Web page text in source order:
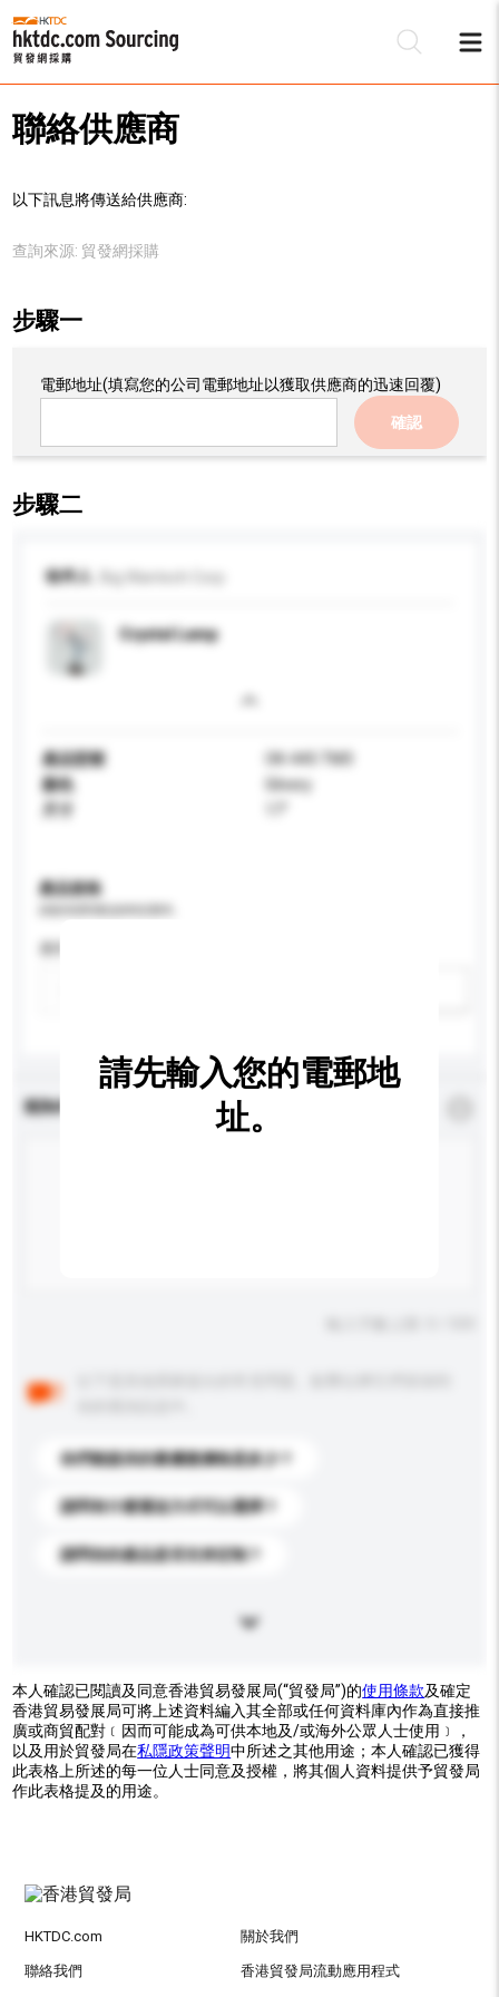
聯絡供應商
以下訊息將傳送給供應商:
查詢來源: 貿發網採購
步驟一
電郵地址(填寫您的公司電郵地址以獲取供應商的迅速回覆)
確認
步驟二
收件人
Crystal Lamp
產品型號
OK-445 TM3
顏色
Silvery
產品規格
查詢內容
你們能提供的最優惠價格是多少？
請問有什麼運送方式可以選擇？
請問你的產品是否支持定制？
請先輸入您的電郵地
址。
本人確認已閱讀及同意香港貿易發展局(“貿發局”)的使用條款及確定
香港貿易發展局可將上述資料編入其全部或任何資料庫內作為直接推
廣或商貿配對﹝因而可能成為可供本地及/或海外公眾人士使用﹞，
以及用於貿發局在私隱政策聲明中所述之其他用途；本人確認已獲得
此表格上所述的每一位人士同意及授權，將其個人資料提供予貿發局
作此表格提及的用途。
HKTDC.com 關於我們
聯絡我們 香港貿發局流動應用程式